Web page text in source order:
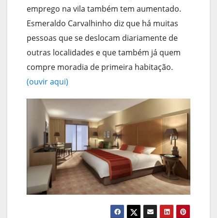
emprego na vila também tem aumentado.
Esmeraldo Carvalhinho diz que há muitas
pessoas que se deslocam diariamente de
outras localidades e que também já quem
compre moradia de primeira habitação.
(ouvir aqui)